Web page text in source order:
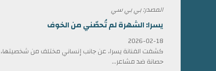
المصدر: بي بي سي
يسرا: الشهرة لم تُحصّني من الخوف
2026-02-18
كشفت الفنانة يسرا، عن جانب إنساني مختلف من
حصانة ضد مشاعر...